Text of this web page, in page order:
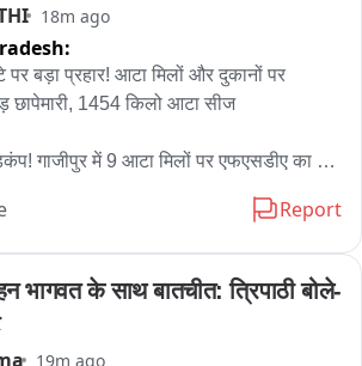
काम होना चाहिए। सिंचाई विभाग के अधिकारियों
ठोस टाइमलाइन या हल नहीं निकलेगा।
से जोरदार अपील करते हैं कि वह मजबूत
बची हुई नहर बनाने का रोडमैप बनाए。
और प्रशासनिक हिचकिचाहट को देखते हुए
कि केंद्रीय निर्माण एजेंसियों को उचित सुरक्षा के
चार दशक से ज्यादा समय से अपने कानूनी
18m ago
पर बड़ा प्रहार! आटा मिलों और दुकानों पर
छापेमारी, 1454 किलो आटा सीज
गाजीपुर में 9 आटा मिलों पर एफएसडीए का
गेहूं का आटा सीज किया गया, जिसकी
रुपये बताई गई
Report
भागवत के साथ बातचीत: त्रिपाठी बोले-
19m ago